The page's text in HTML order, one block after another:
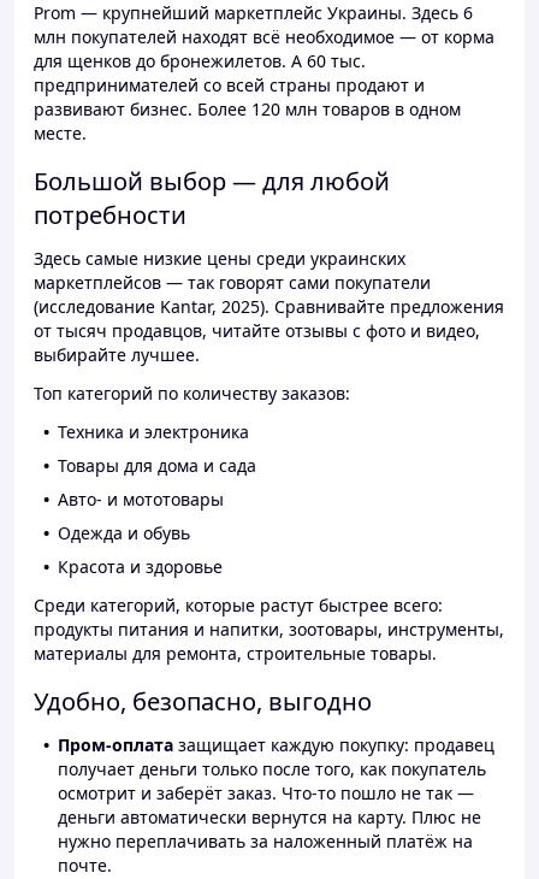
Prom — крупнейший маркетплейс Украины. Здесь 6
млн покупателей находят всё необходимое — от корма
для щенков до бронежилетов. А 60 тыс.
предпринимателей со всей страны продают и
развивают бизнес. Более 120 млн товаров в одном
месте.
Большой выбор — для любой
потребности
Здесь самые низкие цены среди украинских
маркетплейсов — так говорят сами покупатели
(исследование Kantar, 2025). Сравнивайте предложения
от тысяч продавцов, читайте отзывы с фото и видео,
выбирайте лучшее.
Топ категорий по количеству заказов:
Техника и электроника
Товары для дома и сада
Авто- и мототовары
Одежда и обувь
Красота и здоровье
Среди категорий, которые растут быстрее всего:
продукты питания и напитки, зоотовары, инструменты,
материалы для ремонта, строительные товары.
Удобно, безопасно, выгодно
Пром-оплата защищает каждую покупку: продавец
получает деньги только после того, как покупатель
осмотрит и заберёт заказ. Что-то пошло не так —
деньги автоматически вернутся на карту. Плюс не
нужно переплачивать за наложенный платёж на
почте.